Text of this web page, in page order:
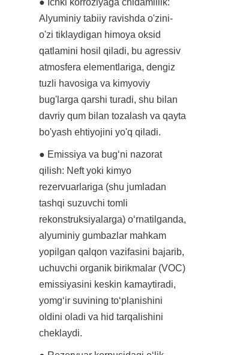
Alyuminiy tabiiy ravishda o'zini-
o'zi tiklaydigan himoya oksid
qatlamini hosil qiladi, bu agressiv
atmosfera elementlariga, dengiz
tuzli havosiga va kimyoviy
bug'larga qarshi turadi, shu bilan
davriy qum bilan tozalash va qayta
bo'yash ehtiyojini yo'q qiladi.
● Emissiya va bug‘ni nazorat
qilish: Neft yoki kimyo
rezervuarlariga (shu jumladan
tashqi suzuvchi tomli
rekonstruksiyalarga) o‘rnatilganda,
alyuminiy gumbazlar mahkam
yopilgan qalqon vazifasini bajarib,
uchuvchi organik birikmalar (VOC)
emissiyasini keskin kamaytiradi,
yomg‘ir suvining to‘planishini
oldini oladi va hid tarqalishini
cheklaydi.